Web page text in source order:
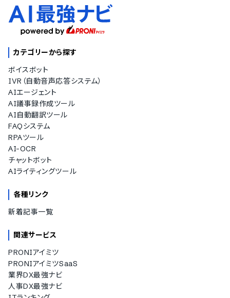
カテゴリーから探す
ボイスボット
IVR（自動音声応答システム）
AIエージェント
AI議事録作成ツール
AI自動翻訳ツール
FAQシステム
RPAツール
AI-OCR
チャットボット
AIライティングツール
各種リンク
新着記事一覧
関連サービス
PRONIアイミツ
PRONIアイミツSaaS
業界DX最強ナビ
人事DX最強ナビ